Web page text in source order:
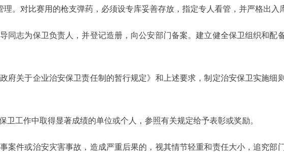
对比赛用的枪支弹药，必须设专库妥善存放，指定专人看管，并严格出入
志为保卫负责人，并登记造册，向公安部门备案。建立健全保卫组织和配
关于企业治安保卫责任制的暂行规定》和上述要求，制定治安保卫实施细
工作中取得显著成绩的单位或个人，参照有关规定给予表彰或奖励。
件或治安灾害事故，造成严重后果的，视其情节轻重和责任大小，追究部